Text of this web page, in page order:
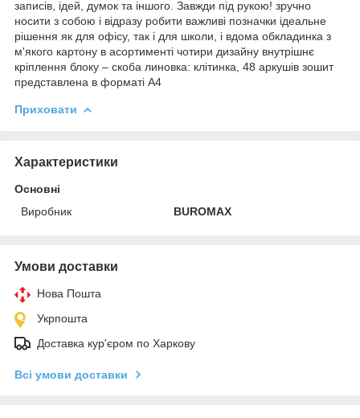
записів, ідей, думок та іншого. Завжди під рукою! зручно
носити з собою і відразу робити важливі позначки ідеальне
рішення як для офісу, так і для школи, і вдома обкладинка з
м'якого картону в асортименті чотири дизайну внутрішнє
кріплення блоку – скоба линовка: клітинка, 48 аркушів зошит
представлена в форматі А4
Приховати
Характеристики
Основні
Виробник
BUROMAX
Умови доставки
Нова Пошта
Укрпошта
Доставка кур'єром по Харкову
Всі умови доставки